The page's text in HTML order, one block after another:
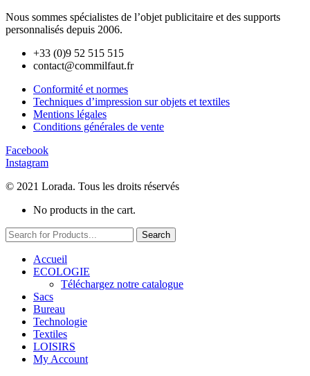
Nous sommes spécialistes de l’objet publicitaire et des supports
personnalisés depuis 2006.
+33 (0)9 52 515 515
contact@commilfaut.fr
Conformité et normes
Techniques d’impression sur objets et textiles
Mentions légales
Conditions générales de vente
Facebook
Instagram
© 2021 Lorada. Tous les droits réservés
No products in the cart.
Search
Accueil
ECOLOGIE
Téléchargez notre catalogue
Sacs
Bureau
Technologie
Textiles
LOISIRS
My Account